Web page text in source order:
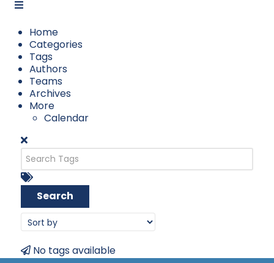
Home
Categories
Tags
Authors
Teams
Archives
More
Calendar
Search
No tags available